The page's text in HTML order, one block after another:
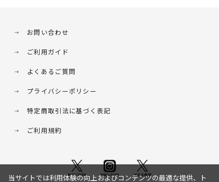
お問い合わせ
ご利用ガイド
よくあるご質問
プライバシーポリシー
特定商取引法に基づく表記
ご利用規約
当サイトでは利用体験の向上およびコンテンツの最適な提供、ト